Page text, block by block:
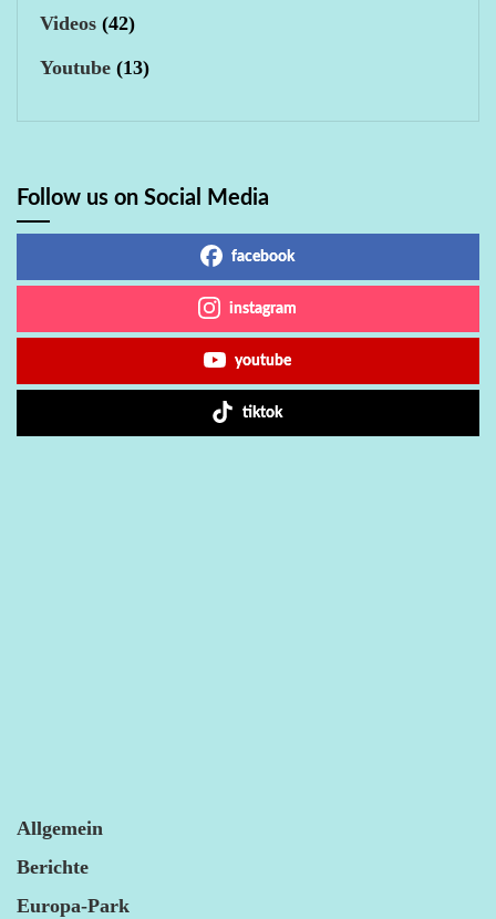
Videos (42)
Youtube (13)
Follow us on Social Media
facebook
instagram
youtube
tiktok
Allgemein
Berichte
Europa-Park